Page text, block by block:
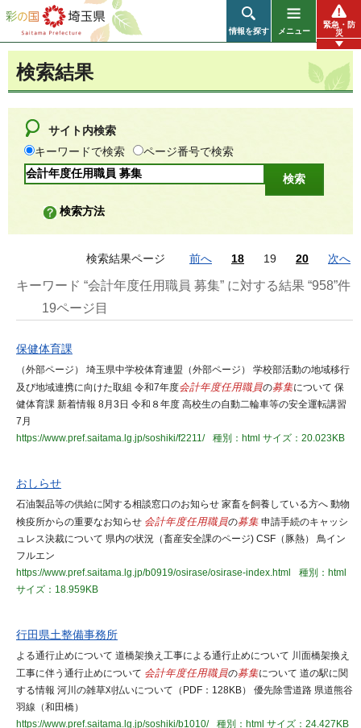
彩の国 埼玉県
情報を探す メニュー
緊急・防
災
検索結果
サイト内検索
キーワードで検索
ページ番号で検索
検索方法
検索結果ページ 前へ 18 19 20 次へ
キーワード “会計年度任用職員 募集” に対する結果 “958”件
19ページ目
保健体育課
（外部ページ） 埼玉県中学校体育連盟（外部ページ） 学校部活動の地域移行
及び地域連携に向けた取組 令和7年度会計年度任用職員の募集について 保
健体育課 新着情報 8月3日 令和８年度 高校生の自動二輪車等の安全運転講習
7月
https://www.pref.saitama.lg.jp/soshiki/f2211/
種別：html サイズ：20.023KB
おしらせ
石油製品等の供給に関する相談窓口のお知らせ 家畜を飼養している方へ 動物
検疫所からの重要なお知らせ 会計年度任用職員の募集 申請手続のキャッシ
ュレス決裁について 県内の状況（畜産安全課のページ) CSF（豚熱） 鳥イン
フルエン
https://www.pref.saitama.lg.jp/b0919/osirase/osirase-index.html
種別：html
サイズ：18.959KB
行田県土整備事務所
よる通行止めについて 道橋架換え工事による通行止めについて 川面橋架換え
工事に伴う通行止めについて 会計年度任用職員の募集について 道の駅に関
する情報 河川の雑草刈払いについて（PDF：128KB） 優先除雪道路 県道熊谷
羽線（和田橋）
https://www.pref.saitama.lg.jp/soshiki/b1010/
種別：html サイズ：24.427KB